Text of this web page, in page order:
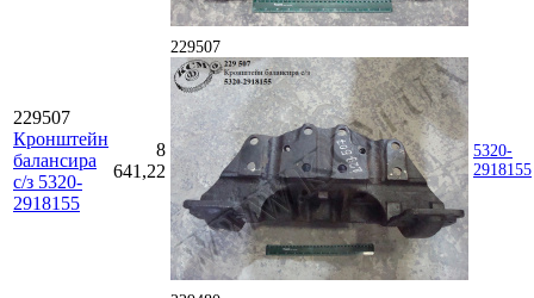
229507
Кронштейн
балансира
с/з 5320-
2918155
8
641,22
229507
5320-
2918155